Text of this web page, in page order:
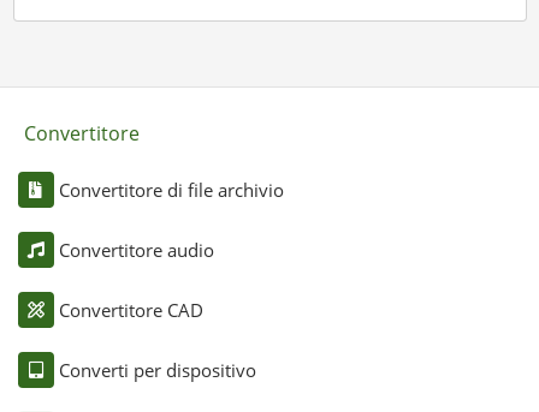
Convertitore
Convertitore di file archivio
Convertitore audio
Convertitore CAD
Converti per dispositivo